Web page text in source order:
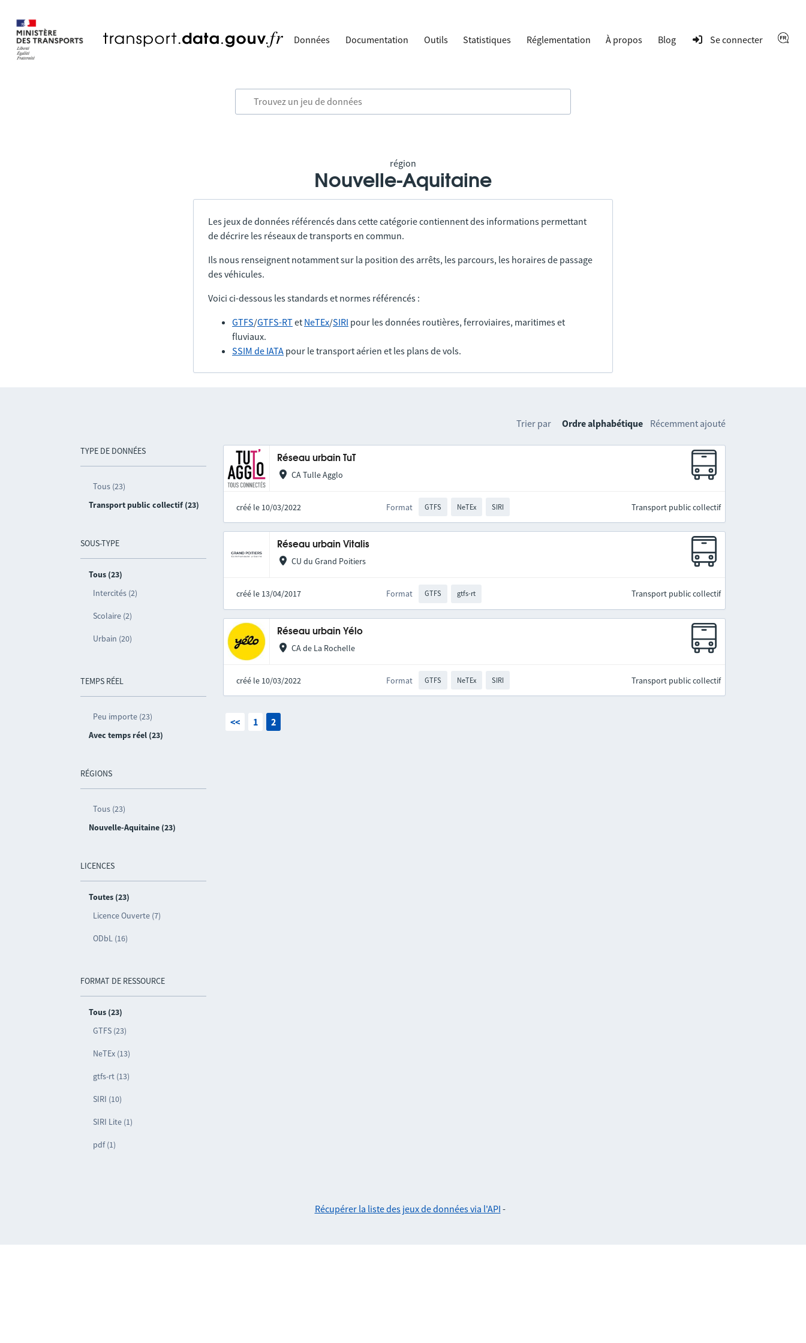
Données Documentation Outils Statistiques Réglementation À propos Blog Se connecter
région
Nouvelle-Aquitaine
Les jeux de données référencés dans cette catégorie contiennent des informations permettant
de décrire les réseaux de transports en commun.
Ils nous renseignent notamment sur la position des arrêts, les parcours, les horaires de passage
des véhicules.
Voici ci-dessous les standards et normes référencés :
GTFS/GTFS-RTet NeTEx/SIRI pour les données routières, ferroviaires, maritimes et
fluviaux.
SSIM de IATA pour le transport aérien et les plans de vols.
TYPE DE DONNÉES
Tous (23)
Transport public collectif (23)
SOUS-TYPE
Tous (23)
Intercités (2)
Scolaire (2)
Urbain (20)
TEMPS RÉEL
Peu importe (23)
Avec temps réel (23)
RÉGIONS
Tous (23)
Nouvelle-Aquitaine (23)
LICENCES
Toutes (23)
Licence Ouverte (7)
ODbL (16)
FORMAT DE RESSOURCE
Tous (23)
GTFS (23)
NeTEx (13)
gtfs-rt (13)
SIRI (10)
SIRI Lite (1)
pdf (1)
Trier par Ordre alphabétique Récemment ajouté
Réseau urbain TuT
CA Tulle Agglo
créé le 10/03/2022 Format GTFS NeTEx SIRI Transport public collectif
Réseau urbain Vitalis
CU du Grand Poitiers
créé le 13/04/2017 Format GTFS gtfs-rt Transport public collectif
Réseau urbain Yélo
CA de La Rochelle
créé le 10/03/2022 Format GTFS NeTEx SIRI Transport public collectif
<< 1 2
Récupérer la liste des jeux de données via l'API -